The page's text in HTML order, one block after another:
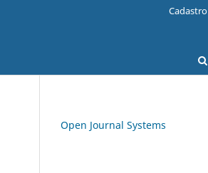
Cadastro
Open Journal Systems